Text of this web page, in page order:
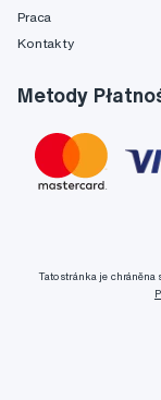
Praca
Kontakty
Metody
Tato stránka je